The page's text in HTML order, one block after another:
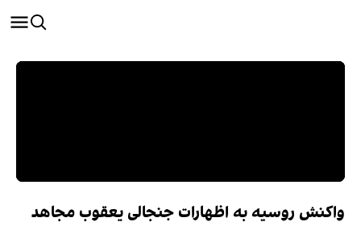
واکنش روسیه به اظهارات جنجالی یعقوب مجاهد